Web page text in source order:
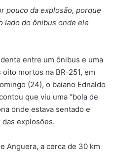
pouco da explosão, porque
lado do ônibus onde ele
entre um ônibus e uma
mortos na BR-251, em
(24), o baiano Ednaldo
que viu uma “bola de
onde estava sentado e
explosões.
Anguera, a cerca de 30 km